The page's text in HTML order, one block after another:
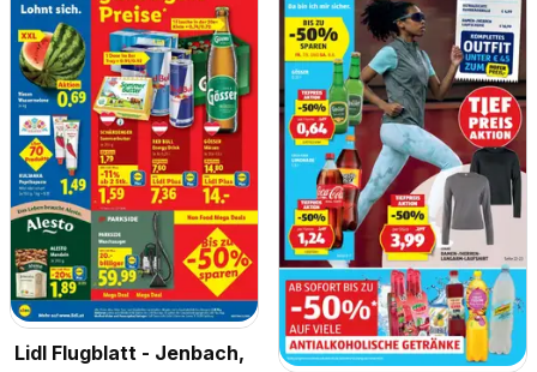
Lidl Flugblatt - Jenbach,